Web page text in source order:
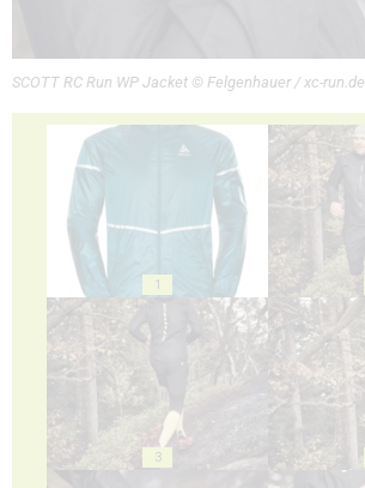
SCOTT RC Run WP Jacket © Felgenhauer / xc-run.de
1
3